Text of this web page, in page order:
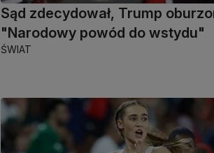
Sąd zdecydował, Trump
"Narodowy powód do wstydu"
ŚWIAT